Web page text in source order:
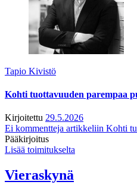
Tapio Kivistö
Kohti tuottavuuden parempaa
Kirjoitettu 29.5.2026
Ei kommentteja artikkeliin Kohti
Pääkirjoitus
Lisää toimitukselta
Vieraskynä